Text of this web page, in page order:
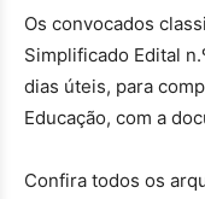
Os convocados
Simplificado Edital
dias úteis, para
Educação, com a
Confira todos os